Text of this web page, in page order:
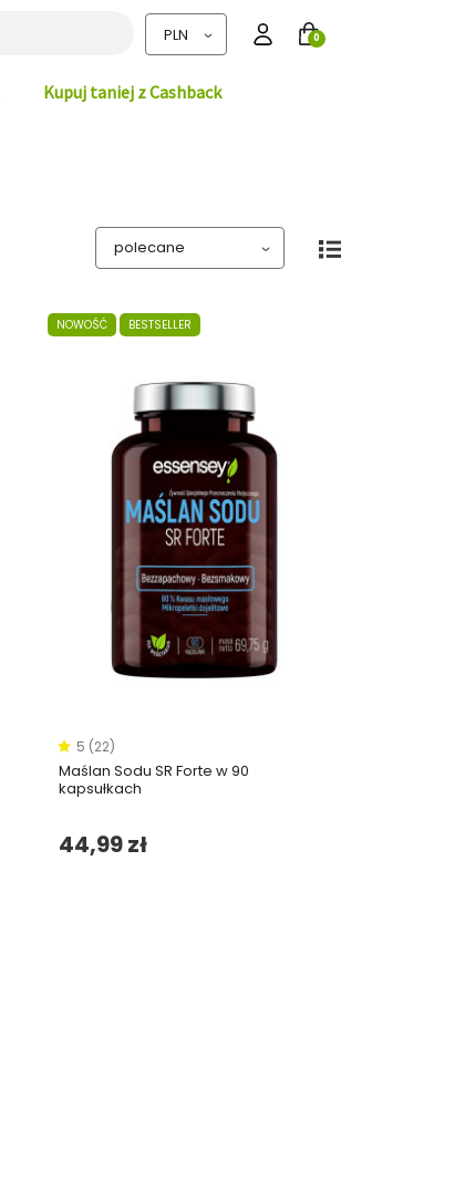
0
Kupuj taniej z Cashback
NOWOŚĆ BESTSELLER
5 (22)
Maślan Sodu SR Forte w 90
kapsułkach
44,99 zł